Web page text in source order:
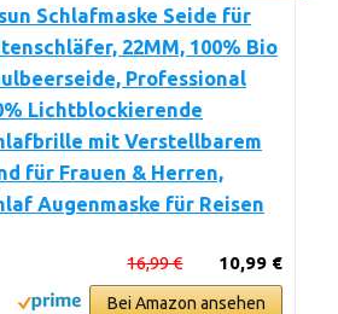
Schlafmaske Seide für
22MM, 100% Bio
Professional
Lichtblockierende
mit Verstellbarem
für Frauen & Herren,
Augenmaske für Reisen
10,99 €
16,99 €
Bei Amazon ansehen